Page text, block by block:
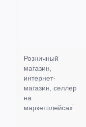
Розничный
магазин,
интернет-
магазин, селлер
на
маркетплейсах